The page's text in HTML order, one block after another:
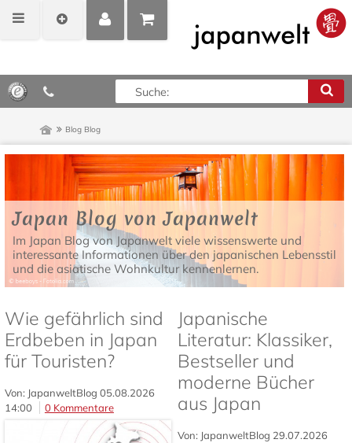
MEIN
POSITIONEN
ANZEIGEN
0,00 €*
Blog Blog
Japan Blog von Japanwelt
Im Japan Blog von Japanwelt viele wissenswerte und
interessante Informationen über den japanischen Lebensstil
und die asiatische Wohnkultur kennenlernen.
Wie gefährlich sind
Erdbeben in Japan
für Touristen?
Von: JapanweltBlog 05.08.2026
14:00
0 Kommentare
Japanische
Literatur: Klassiker,
Bestseller und
moderne Bücher
aus Japan
Von: JapanweltBlog 29.07.2026